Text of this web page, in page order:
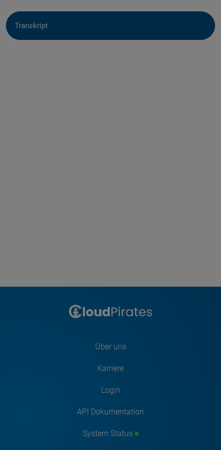
Transkript
Über uns
Karriere
Login
API Dokumentation
System Status